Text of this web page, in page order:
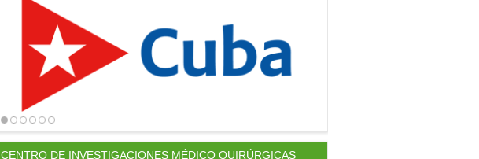
CENTRO DE INVESTIGACIONES MÉDICO QUIRÚRGICAS